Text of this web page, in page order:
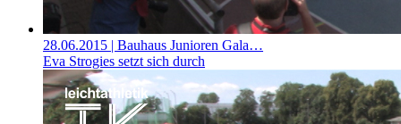
28.06.2015 | Bauhaus Junioren Gala…
Eva Strogies setzt sich durch